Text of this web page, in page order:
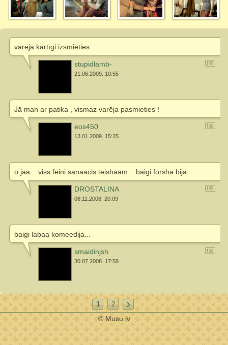
varēja kārtīgi izsmieties.
stupidlamb-
21.06.2009. 10:55
Jā man ar patika , vismaz varēja pasmieties !
eos450
13.01.2009. 15:25
o jaa.. viss feini sanaacis teishaam.. baigi forsha bija.
DROSTALINA
08.11.2008. 20:09
baigi labaa komeedija...
smaidinjsh
30.07.2008. 17:58
1 2
© Musu.lv